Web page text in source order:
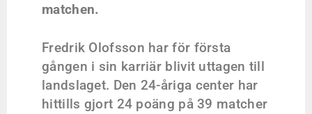
matchen.
Fredrik Olofsson har för första
gången i sin karriär blivit uttagen till
landslaget. Den 24-åriga center har
hittills gjort 24 poäng på 39 matcher